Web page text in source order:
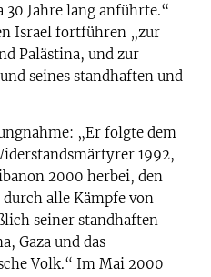
30 Jahre lang anführte.“
Israel fortführen „zur
Palästina, und zur
seines standhaften und
„Er folgte dem
1992,
2000 herbei, den
alle Kämpfe von
seiner standhaften
Gaza und das
Volk.“ Im Mai 2000